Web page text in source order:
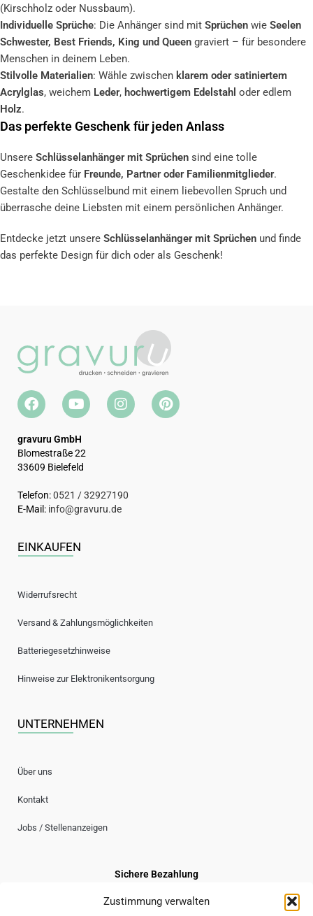
Zustimmung verwalten
(Kirschholz oder Nussbaum).
Individuelle Sprüche: Die Anhänger sind mit Sprüchen wie Seelen
Schwester, Best Friends, King und Queen graviert – für besondere
Menschen in deinem Leben.
Stilvolle Materialien: Wähle zwischen klarem oder satiniertem
Acrylglas, weichem Leder, hochwertigem Edelstahl oder edlem
Holz.
Das perfekte Geschenk für jeden Anlass
Unsere Schlüsselanhänger mit Sprüchen sind eine tolle
Geschenkidee für Freunde, Partner oder Familienmitglieder.
Gestalte den Schlüsselbund mit einem liebevollen Spruch und
überrasche deine Liebsten mit einem persönlichen Anhänger.
Entdecke jetzt unsere Schlüsselanhänger mit Sprüchen und finde
das perfekte Design für dich oder als Geschenk!
gravuru GmbH
Blomestraße 22
33609 Bielefeld
Telefon:0521 / 32927190
E-Mail: info@gravuru.de
EINKAUFEN
Widerrufsrecht
Versand & Zahlungsmöglichkeiten
Batteriegesetzhinweise
Hinweise zur Elektronikentsorgung
UNTERNEHMEN
Über uns
Kontakt
Jobs / Stellenanzeigen
Sichere Bezahlung